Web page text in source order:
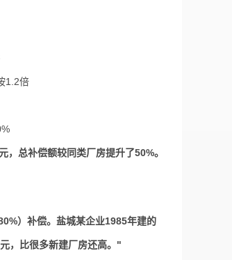
1.2倍
总补偿额较同类厂房提升了50%。
）补偿。盐城某企业1985年建的
，比很多新建厂房还高。"